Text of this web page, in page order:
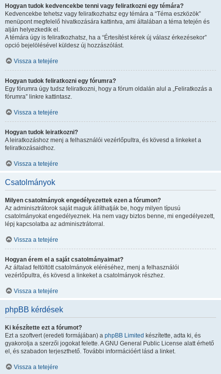
Hogyan tudok kedvencekbe tenni vagy feliratkozni egy témára?
Kedvencekbe tehetsz vagy feliratkozhatsz egy témára a “Téma eszközök”
menüpont megfelelő hivatkozására kattintva, ami általában a téma tetején és
alján helyezkedik el.
A témára úgy is feliratkozhatsz, ha a “Értesítést kérek új válasz érkezésekor”
opció bejelölésével küldesz új hozzászólást.
Vissza a tetejére
Hogyan tudok feliratkozni egy fórumra?
Egy fórumra úgy tudsz feliratkozni, hogy a fórum oldalán alul a „Feliratkozás a
fórumra” linkre kattintasz.
Vissza a tetejére
Hogyan tudok leiratkozni?
A leiratkozáshoz menj a felhasználói vezérlőpultra, és kövesd a linkeket a
feliratkozásaidhoz.
Vissza a tetejére
Csatolmányok
Milyen csatolmányok engedélyezettek ezen a fórumon?
Az adminisztrátorok saját maguk állíthatják be, hogy milyen típusú
csatolmányokat engedélyeznek. Ha nem vagy biztos benne, mi engedélyezett,
lépj kapcsolatba az adminisztrátorral.
Vissza a tetejére
Hogyan érem el a saját csatolmányaimat?
Az általad feltöltött csatolmányok eléréséhez, menj a felhasználói
vezérlőpultra, és kövesd a linkeket a csatolmányok részhez.
Vissza a tetejére
phpBB kérdések
Ki készítette ezt a fórumot?
Ezt a szoftvert (eredeti formájában) a phpBB Limited készítette, adta ki, és
gyakorolja a szerzői jogokat felette. A GNU General Public License alatt érhető
el, és szabadon terjeszthető. További információért lásd a linket.
Vissza a tetejére